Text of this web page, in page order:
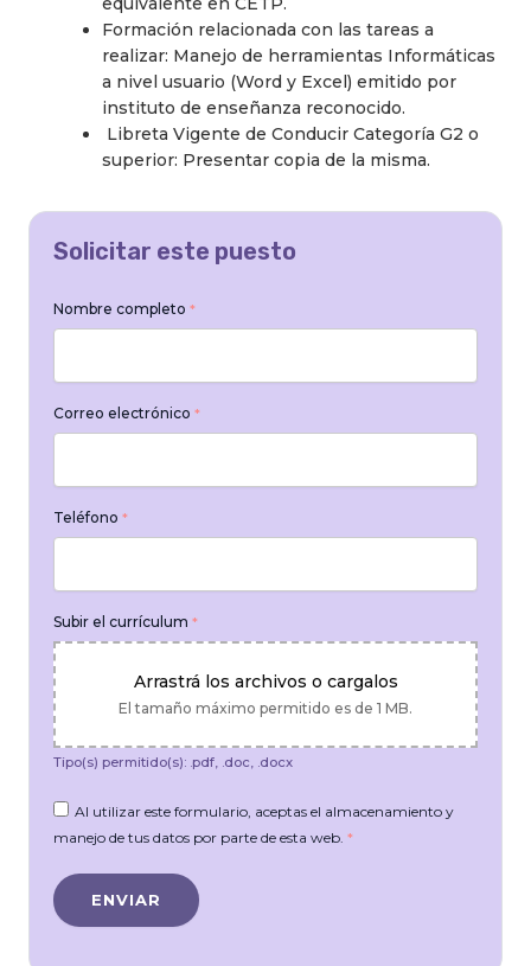
Formación relacionada con las tareas a
realizar: Manejo de herramientas Informáticas
a nivel usuario (Word y Excel) emitido por
instituto de enseñanza reconocido.
Libreta Vigente de Conducir Categoría G2 o
superior: Presentar copia de la misma.
Solicitar este puesto
Nombre completo *
Correo electrónico *
Teléfono *
Subir el currículum *
Arrastrá los archivos o cargalos
El tamaño máximo permitido es de 1 MB.
Tipo(s) permitido(s): .pdf, .doc, .docx
Al utilizar este formulario, aceptas el almacenamiento y
manejo de tus datos por parte de esta web. *